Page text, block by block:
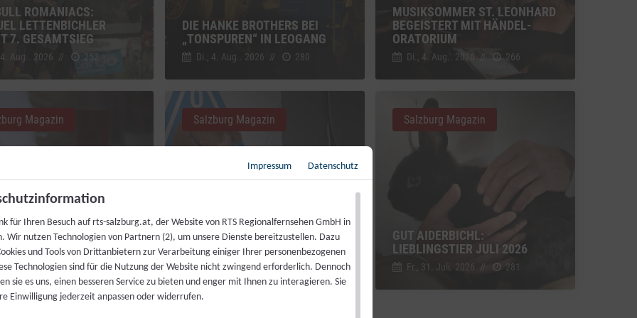
ROMANIACS:
LETTENBICHLER
7. GESAMTSIEG
Aug.. 2026 // 252
DIE HANKE BROTHERS BEI
„TONSPUREN“ IN LEOGANG
Di., 4. Aug.. 2026 // 280
MUSIKSOMMER ST. LEONHARD
BEGEISTERT MIT HÄNDEL-
ORATORIUM
Di., 4. Aug.. 2026 // 266
FÜR JEDERMANN:
SPENDIEREN
FESTMAHL
Aug.. 2026 // 230
Magazin
LIVEKONTAKT ZUR ISS
Fr., 31. Juli. 2026 // 216
Salzburg Magazin
GUT AIDERBICHL:
LIEBLINGSTIER JULI 2026
Fr., 31. Juli. 2026 // 281
Salzburg Magazin
Impressum Datenschutz
für Ihren Besuch auf rts-salzburg.at, der Website von RTS Regionalfernsehen GmbH in
Wir nutzen Technologien von Partnern (2), um unsere Dienste bereitzustellen. Dazu
und Tools von Drittanbietern zur Verarbeitung einiger Ihrer personenbezogenen
Technologien sind für die Nutzung der Website nicht zwingend erforderlich. Dennoch
sie es uns, einen besseren Service zu bieten und enger mit Ihnen zu interagieren. Sie
Einwilligung jederzeit anpassen oder widerrufen.